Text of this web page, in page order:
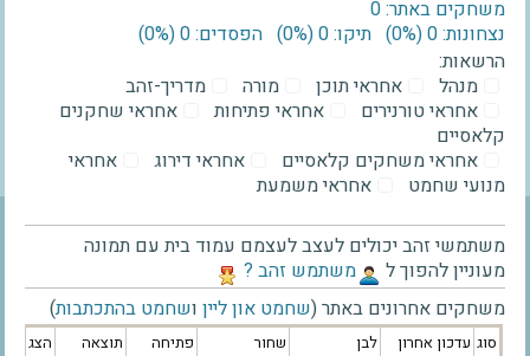
משחקים באתר: 0
נצחונות: 0 ‫(0%)‬
תיקו: 0 ‫(0%)‬
הפסדים: 0 ‫(0%)‬
הרשאות:
מנהל
אחראי תוכן מורה
מדריך-זהב
אחראי טורנירים
אחראי פתיחות
אחראי שחקנים
קלאסיים
אחראי משחקים קלאסיים
אחראי דירוג
אחראי
מנועי שחמט
אחראי משמעת
משתמשי זהב יכולים לעצב לעצמם עמוד בית עם תמונה
מעוניין להפוך ל
‫משתמש זהב ?‬
משחקים אחרונים באתר (שחמט און ליין ושחמט בהתכתבות)
סוג עדכון אחרון לבן שחור פתיחה תוצאה הצג